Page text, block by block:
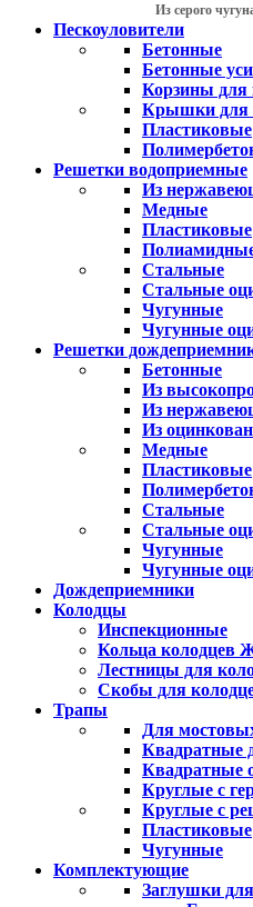
Из серого
Пескоуловители
Бетонные
Бетонные
Корзины для
Крышки для
Пластиковые
Решетки водоприемные
Из
Медные
Пластиковые
Стальные
Стальные
Чугунные
Чугунные
Решетки
Бетонные
Из
Из
Из
Медные
Пластиковые
Стальные
Стальные
Чугунные
Чугунные
Дождеприемники
Колодцы
Инспекционные
Кольца колодцев
Лестницы для
Скобы для
Трапы
Для
Квадратные
Квадратные
Круглые с
Круглые с
Пластиковые
Чугунные
Комплектующие
Заглушки